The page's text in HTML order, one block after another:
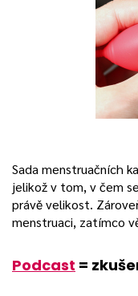
Sada menstruačních
jelikož v tom, v čem
právě velikost.
menstruaci, zatímco
Podcast =